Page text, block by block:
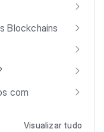
Blockchains
com
Visualizar tudo